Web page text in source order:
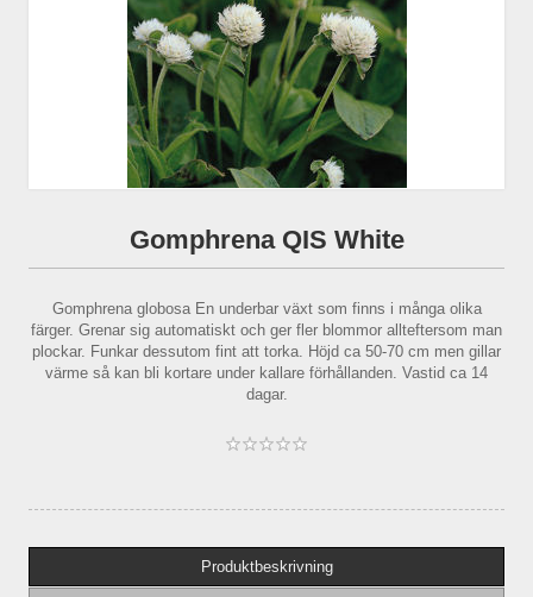
Gomphrena QIS White
Gomphrena globosa En underbar växt som finns i många olika
färger. Grenar sig automatiskt och ger fler blommor allteftersom man
plockar. Funkar dessutom fint att torka. Höjd ca 50-70 cm men gillar
värme så kan bli kortare under kallare förhållanden. Vastid ca 14
dagar.
Produktbeskrivning